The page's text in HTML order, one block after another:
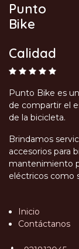
Punto
Bike
Calidad
Punto Bike es
de compartir el
de la bicicleta.
Brindamos
accesorios para
mantenimiento
eléctricos como
Inicio
Contáctanos